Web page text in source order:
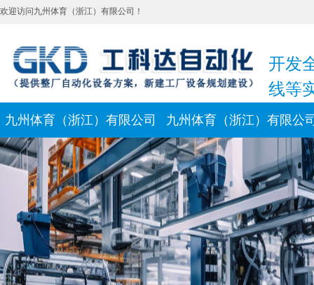
九州体育（浙江）有限公司 九州体育（浙江）有限公
新闻动态 联系我们
欢迎访问九州体育（浙江）有限公司！
开发
线等